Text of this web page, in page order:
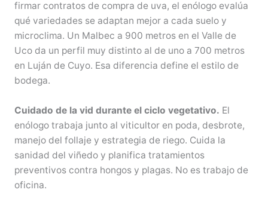
firmar contratos de compra de uva, el enólogo evalúa
qué variedades se adaptan mejor a cada suelo y
microclima. Un Malbec a 900 metros en el Valle de
Uco da un perfil muy distinto al de uno a 700 metros
en Luján de Cuyo. Esa diferencia define el estilo de
bodega.
Cuidado de la vid durante el ciclo vegetativo. El
enólogo trabaja junto al viticultor en poda, desbrote,
manejo del follaje y estrategia de riego. Cuida la
sanidad del viñedo y planifica tratamientos
preventivos contra hongos y plagas. No es trabajo de
oficina.